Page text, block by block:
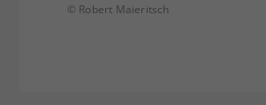
© Robert Maieritsch